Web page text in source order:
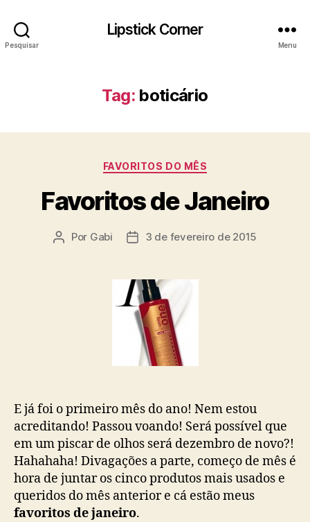
Pesquisar
Lipstick Corner
Menu
Tag: boticário
Categorias
FAVORITOS DO MÊS
Favoritos de Janeiro
Autor
Por Gabi
Data3 de fevereiro de 2015
E já foi o primeiro mês do ano! Nem estou
acreditando! Passou voando! Será possível que
em um piscar de olhos será dezembro de novo?!
Hahahaha! Divagações a parte, começo de mês é
hora de juntar os cinco produtos mais usados e
queridos do mês anterior e cá estão meus
favoritos de janeiro.